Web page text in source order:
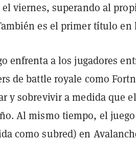
viernes, superando al
es el primer título
enfrenta a los jugadores
de battle royale como
y sobrevivir a medida que
Al mismo tiempo, el
como subred) en